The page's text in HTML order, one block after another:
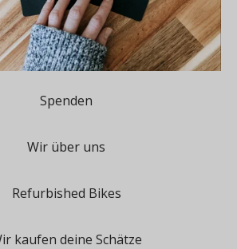
Spenden
Wir über uns
Refurbished Bikes
kaufen deine Schätze